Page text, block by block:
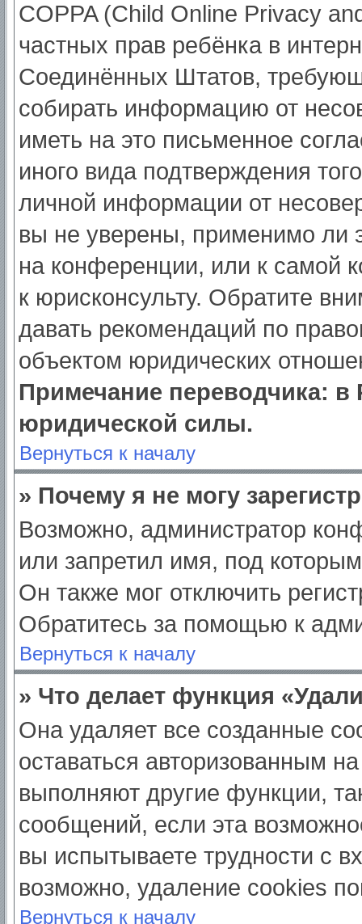
COPPA (Child Online Privacy
частных прав ребёнка в
Соединённых Штатов,
собирать информацию от
иметь на это письменное
иного вида подтверждения
личной информации от
вы не уверены, применимо ли
на конференции, или к самой
к юрисконсульту. Обратите
давать рекомендаций по
объектом юридических
Примечание переводчика: в
юридической силы.
Вернуться к началу
» Почему я не могу
Возможно, администратор
или запретил имя, под
Он также мог отключить
Обратитесь за помощью к
Вернуться к началу
» Что делает функция
Она удаляет все созданные
оставаться авторизованным
выполняют другие функции,
сообщений, если эта
вы испытываете трудности с
возможно, удаление cookies
Вернуться к началу